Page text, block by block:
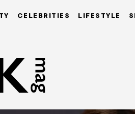
CELEBRITIES LIFESTYLE